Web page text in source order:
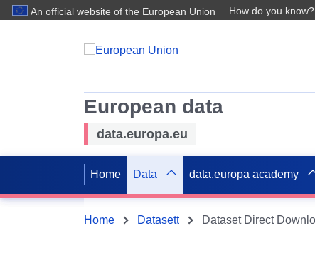
An official website of the European Union How do you know?
European data
data.europa.eu
Home Data data.europa academy
Home Datasett